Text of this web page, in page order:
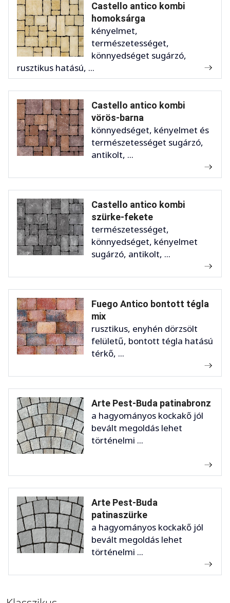
Castello antico kombi
homoksárga
kényelmet,
természetességet,
könnyedséget sugárzó,
rusztikus hatású, ...
Castello antico kombi
vörös-barna
könnyedséget, kényelmet és
természetességet sugárzó,
antikolt, ...
Castello antico kombi
szürke-fekete
természetességet,
könnyedséget, kényelmet
sugárzó, antikolt, ...
Fuego Antico bontott tégla
mix
rusztikus, enyhén dörzsölt
felületű, bontott tégla hatású
térkő, ...
Arte Pest-Buda patinabronz
a hagyományos kockakő jól
bevált megoldás lehet
történelmi ...
Arte Pest-Buda
patinaszürke
a hagyományos kockakő jól
bevált megoldás lehet
történelmi ...